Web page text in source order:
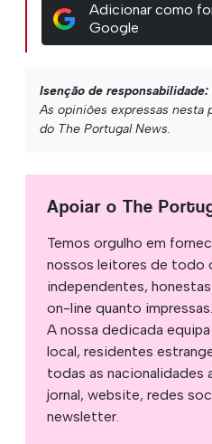
Adicionar como
Google
Isenção de responsabilidade:
As opiniões expressas nesta
do The Portugal News.
Apoiar o The
Temos orgulho em
nossos leitores de todo
independentes,
on-line quanto impressas.
A nossa dedicada
local, residentes
todas as nacionalidades
jornal, website, redes
newsletter.